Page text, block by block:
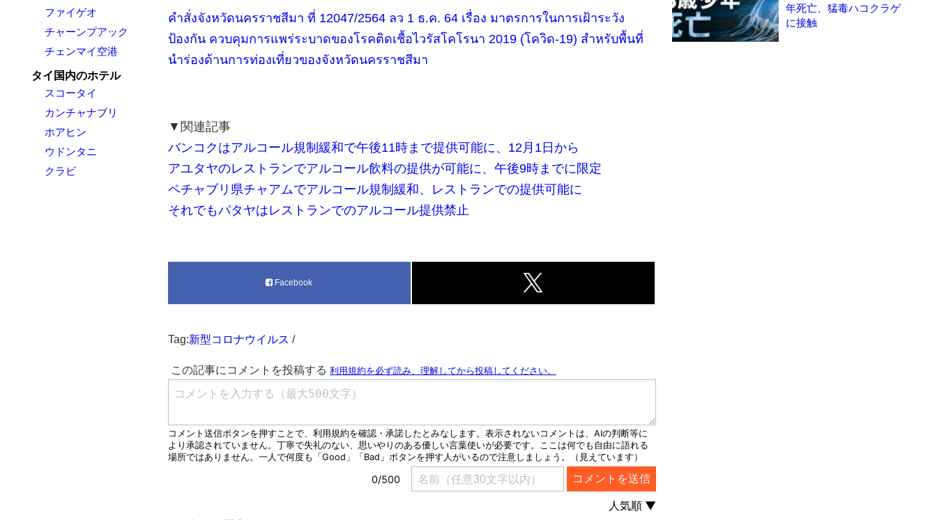
ファイゲオ
チャーンプアック
チェンマイ空港
タイ国内のホテル
スコータイ
カンチャナブリ
ホアヒン
ウドンタニ
クラビ
คำสั่งจังหวัดนครราชสีมา ที่ 12047/2564 ลว 1 ธ.ค. 64 เรื่อง มาตรการในการเฝ้าระวัง
ป้องกัน ควบคุมการแพร่ระบาดของโรคติดเชื้อไวรัสโคโรนา 2019 (โควิด-19) สำหรับพื้นที่
นำร่องด้านการท่องเที่ยวของจังหวัดนครราชสีมา
▼関連記事
バンコクはアルコール規制緩和で午後11時まで提供可能に、12月1日から
アユタヤのレストランでアルコール飲料の提供が可能に、午後9時までに限定
ペチャブリ県チャアムでアルコール規制緩和、レストランでの提供可能に
それでもパタヤはレストランでのアルコール提供禁止
Facebook
Tag:新型コロナウイルス /
年死亡、猛毒ハコクラゲ
に接触